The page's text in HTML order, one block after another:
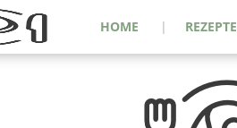
HOME REZEPTE